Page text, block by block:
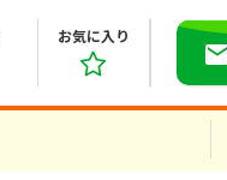
お気に入り